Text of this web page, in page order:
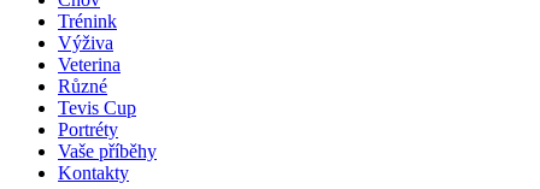
Trénink
Výživa
Veterina
Různé
Tevis Cup
Portréty
Vaše příběhy
Kontakty